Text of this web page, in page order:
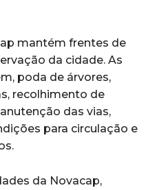
mantém frentes de
da cidade. As
poda de árvores,
recolhimento de
das vias,
para circulação e
da Novacap,